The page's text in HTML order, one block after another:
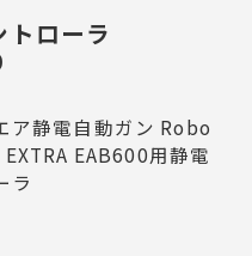
トローラ
ア静電自動ガン Robo
EAB600用静電
ラ